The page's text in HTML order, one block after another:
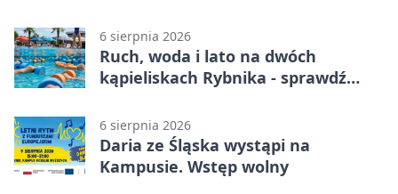
6 sierpnia 2026
Ruch, woda i lato na dwóch
kąpieliskach Rybnika - sprawdź
6 sierpnia 2026
Daria ze Śląska wystąpi na
Kampusie. Wstęp wolny